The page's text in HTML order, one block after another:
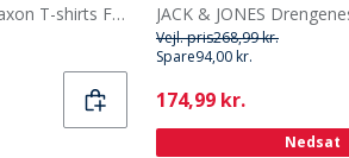
JACK & JONES Drenge Jaxon T-shirts Flerfarvet
Vejl. pris268,99 kr.
Spare94,00 kr.
Current
174,99 kr.
Nedsat